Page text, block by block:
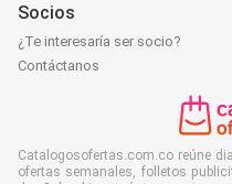
Socios
¿Te interesaría ser socio?
Contáctanos
Catalogosofertas.com.co reúne
ofertas semanales, folletos